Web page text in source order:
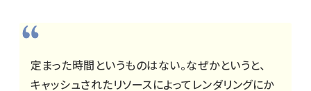
定まった時間というものはない。なぜかというと、
キャッシュされたリソースによってレンダリングにか